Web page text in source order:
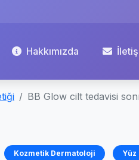
Hakkımızda
BB Glow cilt tedavisi
Kozmetik Dermatoloji Yüz